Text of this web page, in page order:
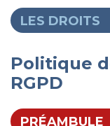
LES DROITS
Politique
RGPD
PRÉAMBULE